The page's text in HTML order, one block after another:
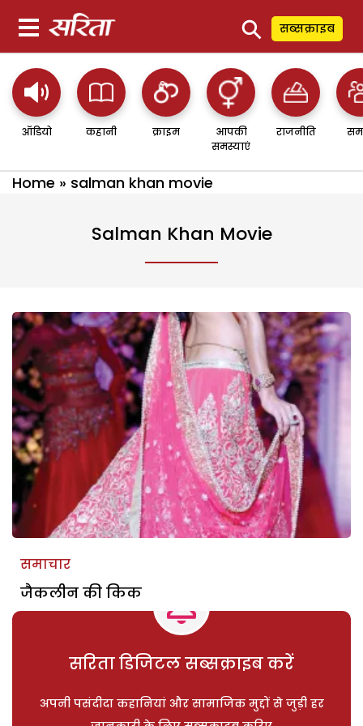
⚲ सब्सक्राइब
ऑडियो कहानी क्राइम
आपकी
समस्याएं
राजनीति
Home » salman khan movie
Salman Khan Movie
समाचार
जैकलीन की किक
सरिता डिजिटल सब्सक्राइब करें
अपनी पसंदीदा कहानियां और सामाजिक मुद्दों से जुड़ी हर